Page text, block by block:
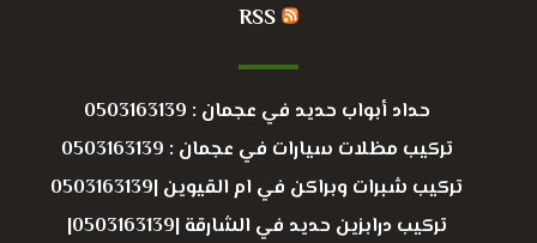
RSS
حداد أبواب حديد في عجمان : 0503163139
تركيب مظلات سيارات في عجمان : 0503163139
تركيب شبرات وبراكن في ام القيوين |0503163139
تركيب درابزين حديد في الشارقة |0503163139|